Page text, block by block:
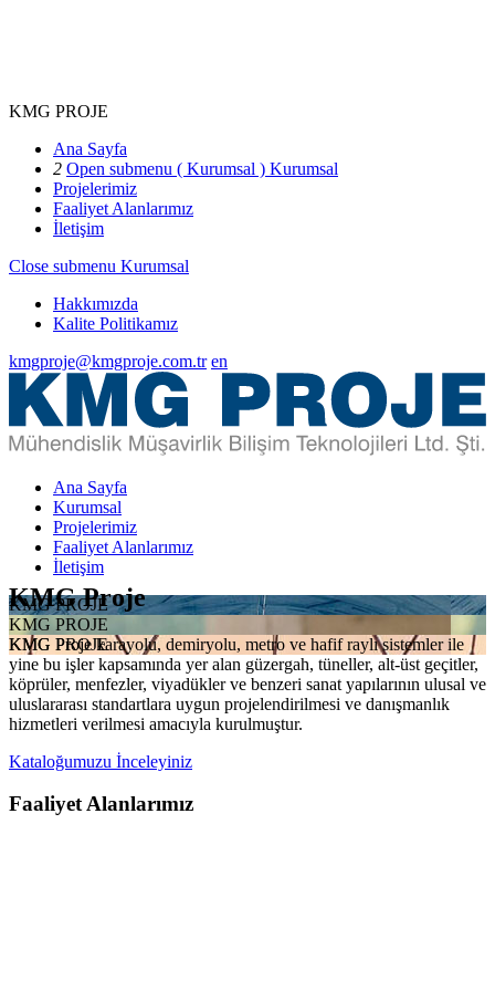
KMG PROJE
Ana Sayfa
2 Open submenu ( Kurumsal ) Kurumsal
Projelerimiz
Faaliyet Alanlarımız
İletişim
Close submenu Kurumsal
Hakkımızda
Kalite Politikamız
kmgproje@kmgproje.com.tr en
Ana Sayfa
Kurumsal
Projelerimiz
Faaliyet Alanlarımız
İletişim
KMG PROJE
KMG PROJE
KMG PROJE
KMG Proje
KMG Proje karayolu, demiryolu, metro ve hafif raylı sistemler ile
yine bu işler kapsamında yer alan güzergah, tüneller, alt-üst geçitler,
köprüler, menfezler, viyadükler ve benzeri sanat yapılarının ulusal ve
uluslararası standartlara uygun projelendirilmesi ve danışmanlık
hizmetleri verilmesi amacıyla kurulmuştur.
Kataloğumuzu İnceleyiniz
Faaliyet Alanlarımız